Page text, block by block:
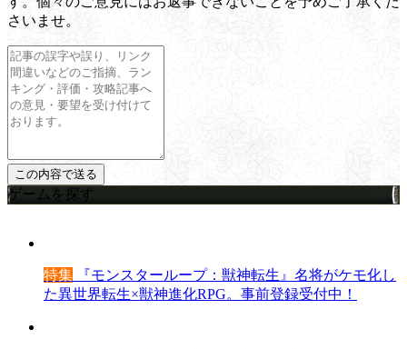
さいませ。
ゲームを探す
特集 『モンスターループ：獣神転生』名将がケモ化し
た異世界転生×獣神進化RPG。事前登録受付中！